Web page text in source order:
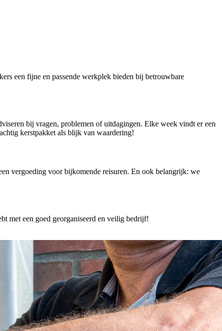
een fijne en passende werkplek bieden bij betrouwbare
bij vragen, problemen of uitdagingen. Elke week vindt er een
kerstpakket als blijk van waardering!
vergoeding voor bijkomende reisuren. En ook belangrijk: we
met een goed georganiseerd en veilig bedrijf!